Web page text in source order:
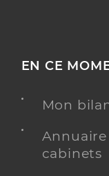
EN CE
Mon
cabinets